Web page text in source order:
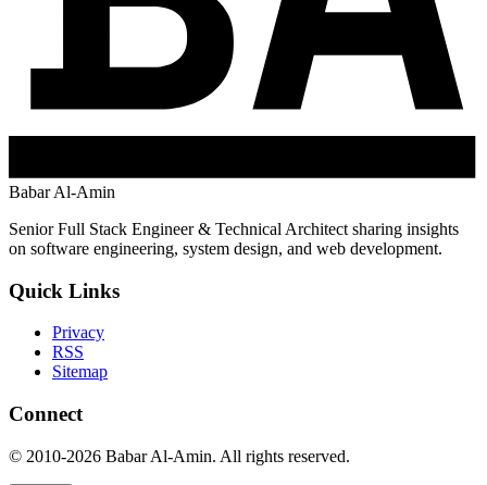
Babar Al-Amin
Senior Full Stack Engineer & Technical Architect sharing insights
on software engineering, system design, and web development.
Quick Links
Privacy
RSS
Sitemap
Connect
© 2010-2026 Babar Al-Amin. All rights reserved.